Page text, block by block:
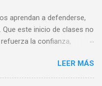
11 pm, Sábados de 9 am a
9 am a 1 pm. Más
aprendan a defenderse,
Que este inicio de clases no
la confianza,
y deportes de contacto!
La Marina 1368 (a pocas
LEER MÁS